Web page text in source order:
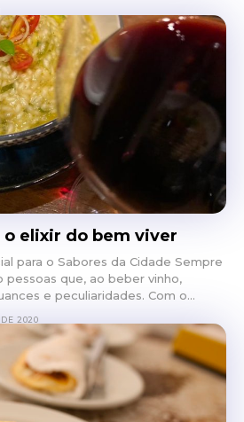
o elixir do bem viver
o Sabores da Cidade Sempre
pessoas que, ao beber vinho,
e peculiaridades. Com o...
2020